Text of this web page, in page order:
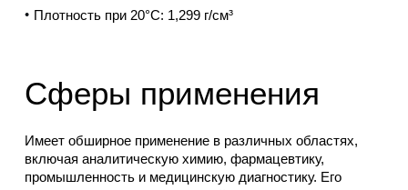
Плотность при 20°C: 1,299 г/см³
Сферы применения
Имеет обширное применение в различных областях,
включая аналитическую химию, фармацевтику,
промышленность и медицинскую диагностику. Его